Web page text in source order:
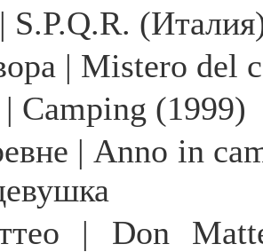
| Mistero del
Camping (1999)
| Anno in
| Don